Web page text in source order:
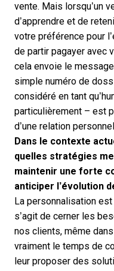
vente. Mais lorsqu’un
d’apprendre et de
votre préférence pour
de partir pagayer avec
cela envoie le
simple numéro de
considéré en tant
particulièrement – est
d’une relation
Dans le contexte
quelles stratégies
maintenir une forte
anticiper l’évolution
La personnalisation
s’agit de cerner les
nos clients, même
vraiment le temps de
leur proposer des